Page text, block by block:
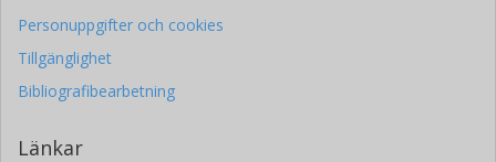
Personuppgifter och cookies
Tillgänglighet
Bibliografibearbetning
Länkar